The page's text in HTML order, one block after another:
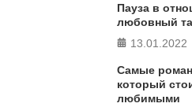
Пауза в
любовный
13.01.2022
Самые
который
любимыми